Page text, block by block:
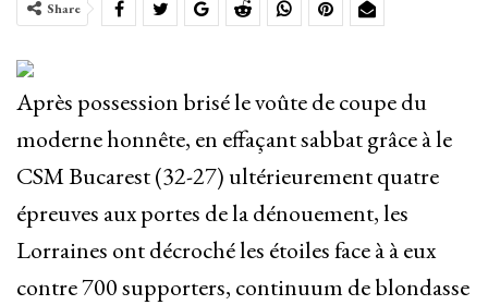
Share
Après possession brisé le voûte de coupe du
moderne honnête, en effaçant sabbat grâce à le
CSM Bucarest (32-27) ultérieurement quatre
épreuves aux portes de la dénouement, les
Lorraines ont décroché les étoiles face à à eux
contre 700 supporters, continuum de blondasse